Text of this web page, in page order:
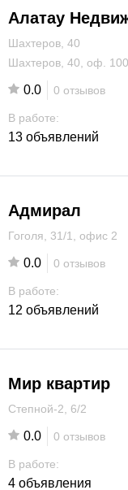
Алатау
Шахтеров, 40
Шахтеров, 40, оф.
0.0 0 отзывов
В работе:
13 объявлений
Адмирал
Гоголя, 31/1, офис 2
0.0 0 отзывов
В работе:
12 объявлений
Мир квартир
Степной-2, 6/2
0.0 0 отзывов
В работе:
4 объявления